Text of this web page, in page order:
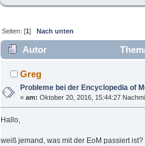
Seiten: [1]Nach unten
Autor
Encyclopedia of Meteorites?!
Greg
Probleme bei der Encyclopedia of
«am: Oktober 20, 2016, 15:44:27
Hallo,
weiß jemand, was mit der EoM passiert ist?